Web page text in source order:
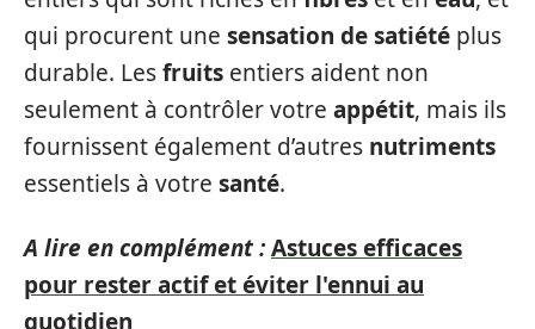
qui procurent une sensation de satiété plus
durable. Lesfruits entiers aident non
seulement à contrôler votre appétit, mais ils
fournissent également d’autres nutriments
essentiels à votre santé.
A lire en complément :Astuces efficaces
pour rester actif et éviter l'ennui au
quotidien